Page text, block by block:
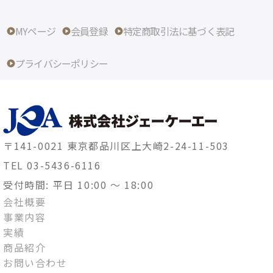
MYページ 会員登録 特定商取引法に基づく表記
プライバシーポリシー
〒141-0021 東京都品川区上大崎2-24-11-503
TEL 03-5436-6116
受付時間: 平日 10:00 ～ 18:00
会社概要
事業内容
実績
商品紹介
お問い合わせ